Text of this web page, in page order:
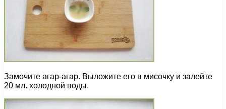
Замочите агар-агар. Выложите его в мисочку и залейте
20 мл. холодной воды.